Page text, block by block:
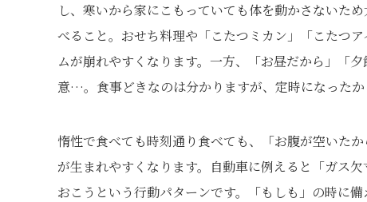
し、寒いから家にこもっていても体を動かさないた
べること。おせち料理や「こたつミカン」「こたつ
ムが崩れやすくなります。一方、「お昼だから」「
意…。食事どきなのは分かりますが、定時になった
惰性で食べても時刻通り食べても、「お腹が空いた
が生まれやすくなります。自動車に例えると「ガス
おこうという行動パターンです。「もしも」の時に